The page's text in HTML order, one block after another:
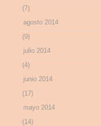
(7)
agosto 2014
(9)
julio 2014
(4)
junio 2014
(17)
mayo 2014
(14)